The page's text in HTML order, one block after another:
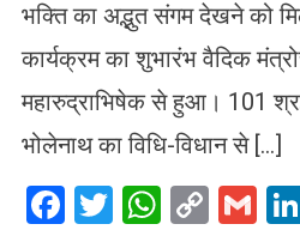
भक्ति का अद्भुत संगम देखने को
कार्यक्रम का शुभारंभ वैदिक
महारुद्राभिषेक से हुआ। 101
भोलेनाथ का विधि-विधान से […]
Facebook
TwitterCopy